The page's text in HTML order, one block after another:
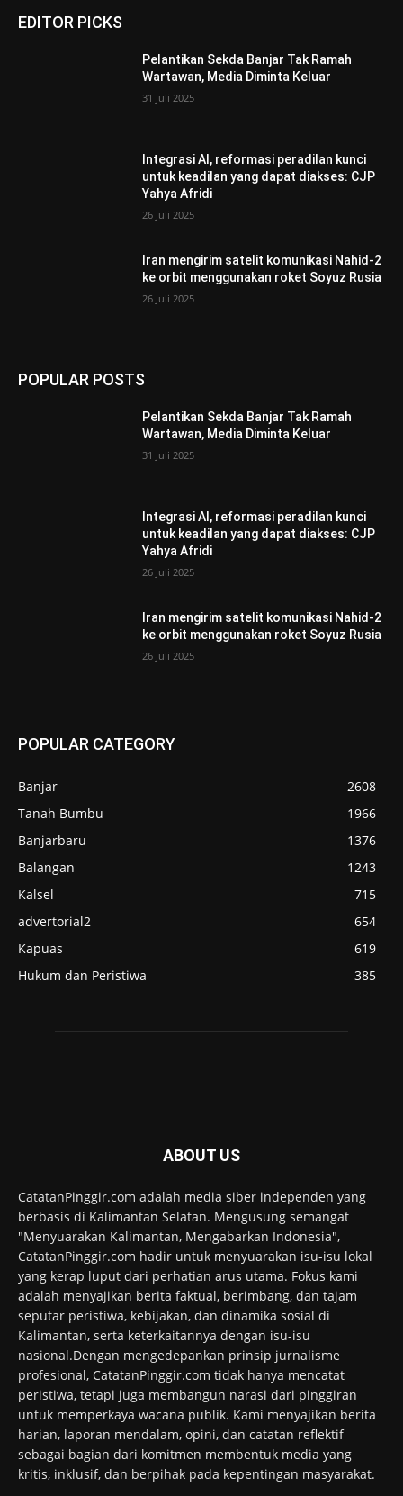
EDITOR PICKS
Pelantikan Sekda Banjar Tak Ramah
Wartawan, Media Diminta Keluar
31 Juli 2025
Integrasi AI, reformasi peradilan kunci
untuk keadilan yang dapat diakses: CJP
Yahya Afridi
26 Juli 2025
Iran mengirim satelit komunikasi Nahid-2
ke orbit menggunakan roket Soyuz Rusia
26 Juli 2025
POPULAR POSTS
Pelantikan Sekda Banjar Tak Ramah
Wartawan, Media Diminta Keluar
31 Juli 2025
Integrasi AI, reformasi peradilan kunci
untuk keadilan yang dapat diakses: CJP
Yahya Afridi
26 Juli 2025
Iran mengirim satelit komunikasi Nahid-2
ke orbit menggunakan roket Soyuz Rusia
26 Juli 2025
POPULAR CATEGORY
Banjar
2608
Tanah Bumbu
1966
Banjarbaru
1376
Balangan
1243
Kalsel
715
advertorial2
654
Kapuas
619
Hukum dan Peristiwa
385
ABOUT US
CatatanPinggir.com adalah media siber independen yang
berbasis di Kalimantan Selatan. Mengusung semangat
"Menyuarakan Kalimantan, Mengabarkan Indonesia",
CatatanPinggir.com hadir untuk menyuarakan isu-isu lokal
yang kerap luput dari perhatian arus utama. Fokus kami
adalah menyajikan berita faktual, berimbang, dan tajam
seputar peristiwa, kebijakan, dan dinamika sosial di
Kalimantan, serta keterkaitannya dengan isu-isu
nasional.Dengan mengedepankan prinsip jurnalisme
profesional, CatatanPinggir.com tidak hanya mencatat
peristiwa, tetapi juga membangun narasi dari pinggiran
untuk memperkaya wacana publik. Kami menyajikan berita
harian, laporan mendalam, opini, dan catatan reflektif
sebagai bagian dari komitmen membentuk media yang
kritis, inklusif, dan berpihak pada kepentingan masyarakat.